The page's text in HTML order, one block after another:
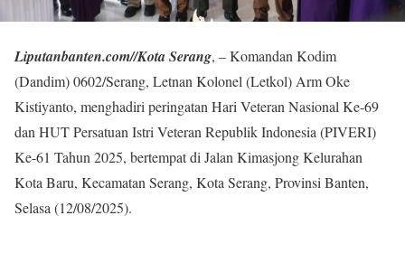
Liputanbanten.com//Kota Serang, – Komandan Kodim
(Dandim) 0602/Serang, Letnan Kolonel (Letkol) Arm Oke
Kistiyanto, menghadiri peringatan Hari Veteran Nasional Ke-69
dan HUT Persatuan Istri Veteran Republik Indonesia (PIVERI)
Ke-61 Tahun 2025, bertempat di Jalan Kimasjong Kelurahan
Kota Baru, Kecamatan Serang, Kota Serang, Provinsi Banten,
Selasa (12/08/2025).